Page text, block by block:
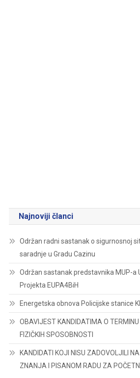
Najnoviji članci
Održan radni sastanak o sigurnosnoj
saradnje u Gradu Cazinu
Održan sastanak predstavnika MUP-a
Projekta EUPA4BiH
Energetska obnova Policijske stanice
OBAVIJEST KANDIDATIMA O
FIZIČKIH SPOSOBNOSTI
KANDIDATI KOJI NISU ZADOVOLJILI
ZNANJA I PISANOM RADU ZA